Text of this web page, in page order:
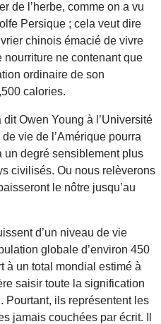
de l’herbe, comme on a vu
Persique ; cela veut dire
chinois émacié de vivre
nourriture ne contenant que
ordinaire de son
calories.
dit Owen Young à l’Université
vie de l’Amérique pourra
un degré sensiblement plus
civilisés. Ou nous relèverons
le nôtre jusqu’au
d’un niveau de vie
globale d’environ 450
à un total mondial estimé à
saisir toute la signification
Pourtant, ils représentent les
jamais couchées par écrit. Il